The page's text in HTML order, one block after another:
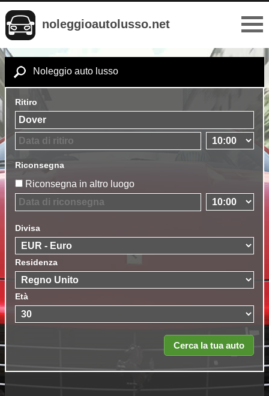
noleggioautolusso.net
Noleggio auto lusso
Ritiro
Riconsegna
Riconsegna in altro luogo
Divisa
Residenza
Età